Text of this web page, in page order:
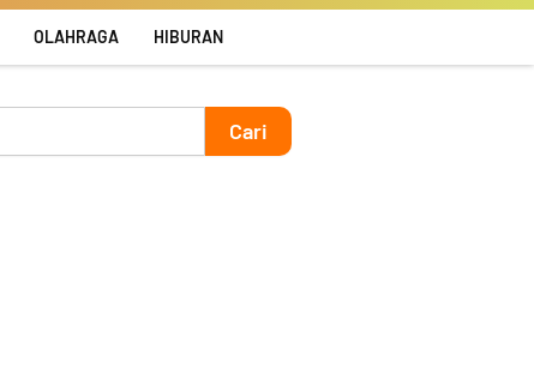
OLAHRAGA HIBURAN
Cari